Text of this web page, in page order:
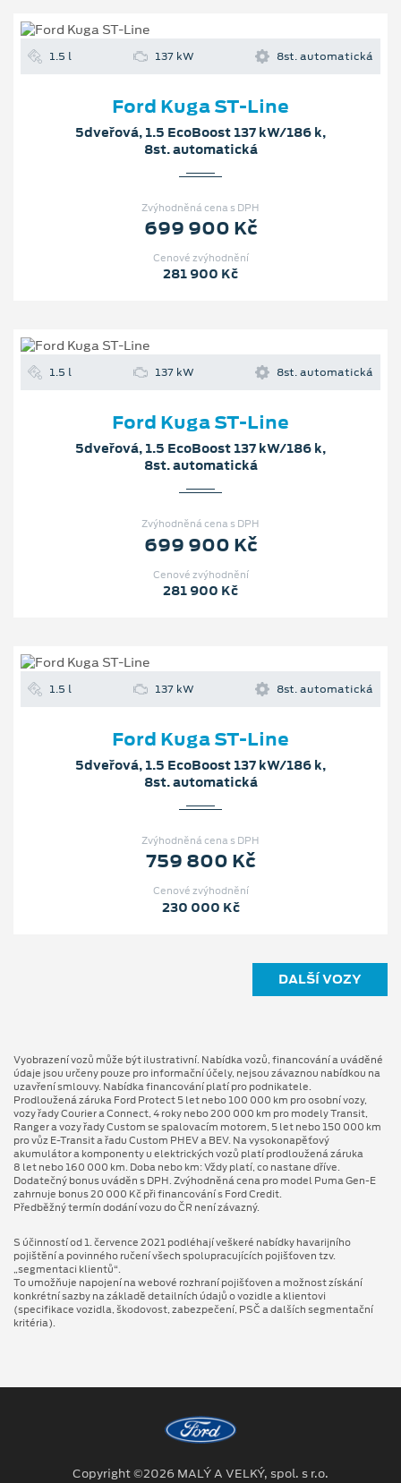
1.5 l 137 kW 8st. automatická
Ford Kuga ST-Line
5dveřová, 1.5 EcoBoost 137 kW/186 k,
8st. automatická
Zvýhodněná cena s DPH
699 900 Kč
Cenové zvýhodnění
281 900 Kč
1.5 l 137 kW 8st. automatická
Ford Kuga ST-Line
5dveřová, 1.5 EcoBoost 137 kW/186 k,
8st. automatická
Zvýhodněná cena s DPH
699 900 Kč
Cenové zvýhodnění
281 900 Kč
1.5 l 137 kW 8st. automatická
Ford Kuga ST-Line
5dveřová, 1.5 EcoBoost 137 kW/186 k,
8st. automatická
Zvýhodněná cena s DPH
759 800 Kč
Cenové zvýhodnění
230 000 Kč
DALŠÍ VOZY
Vyobrazení vozů může být ilustrativní. Nabídka vozů, financování a uváděné
údaje jsou určeny pouze pro informační účely, nejsou závaznou nabídkou na
uzavření smlouvy. Nabídka financování platí pro podnikatele.
Prodloužená záruka Ford Protect 5 let nebo 100 000 km pro osobní vozy,
vozy řady Courier a Connect, 4 roky nebo 200 000 km pro modely Transit,
Ranger a vozy řady Custom se spalovacím motorem, 5 let nebo 150 000 km
pro vůz E-Transit a řadu Custom PHEV a BEV. Na vysokonapěťový
akumulátor a komponenty u elektrických vozů platí prodloužená záruka
8 let nebo 160 000 km. Doba nebo km: Vždy platí, co nastane dříve.
Dodatečný bonus uváděn s DPH. Zvýhodněná cena pro model Puma Gen⁠-⁠E
zahrnuje bonus 20 000 Kč při financování s Ford Credit.
Předběžný termín dodání vozu do ČR není závazný.
S účinností od 1. července 2021 podléhají veškeré nabídky havarijního
pojištění a povinného ručení všech spolupracujících pojišťoven tzv.
„segmentaci klientů“.
To umožňuje napojení na webové rozhraní pojišťoven a možnost získání
konkrétní sazby na základě detailních údajů o vozidle a klientovi
(specifikace vozidla, škodovost, zabezpečení, PSČ a dalších segmentační
kritéria).
Copyright ©2026 MALÝ A VELKÝ, spol. s r.o.